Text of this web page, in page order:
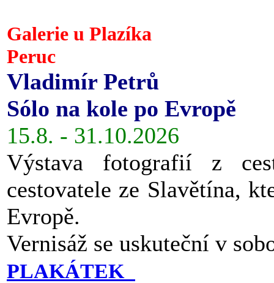
Galerie u Plazíka
Peruc
Vladimír Petrů
Sólo na kole po Evropě
15.8. - 31.10.2026
Výstava fotografií z
cestovatele ze Slavětína,
Evropě.
Vernisáž se uskuteční v
PLAKÁTEK